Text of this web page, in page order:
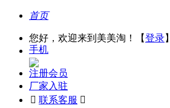
首页
您好，欢迎来到美美淘！【登录】
手机
注册会员
厂家入驻
 联系客服 